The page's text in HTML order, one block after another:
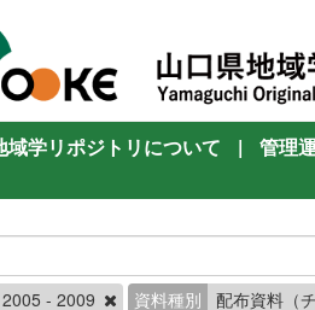
域学リポジトリについて |
管理
2005 - 2009 資料種別 配布資料（